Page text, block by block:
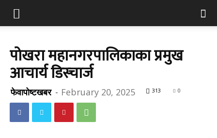
पोखरा महानगरपालिकाका प्रमुख
आचार्य डिस्चार्ज
फेवापोष्टखबर - February 20, 2025 313 0